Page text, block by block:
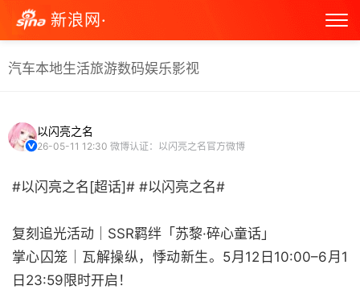
新浪网·
汽车本地生活旅游数码娱乐影视
以闪亮之名
26-05-11 12:30 微博认证：以闪亮之名官方微博
#以闪亮之名[超话]# #以闪亮之名#
复刻追光活动｜SSR羁绊「苏黎·碎心童话」
掌心囚笼｜瓦解操纵，悸动新生。5月12日10:00–6月1
日23:59限时开启！